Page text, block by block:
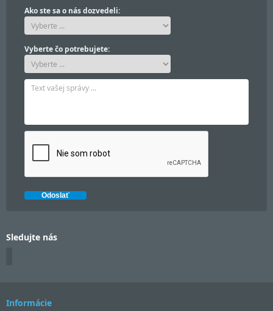
Ako ste sa o nás dozvedeli:
Vyberte čo potrebujete:
Sledujte nás
Informácie